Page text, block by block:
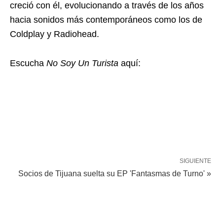
creció con él, evolucionando a través de los años
hacia sonidos más contemporáneos como los de
Coldplay y Radiohead.
Escucha No Soy Un Turista aquí:
SIGUIENTE
Socios de Tijuana suelta su EP 'Fantasmas de Turno' »